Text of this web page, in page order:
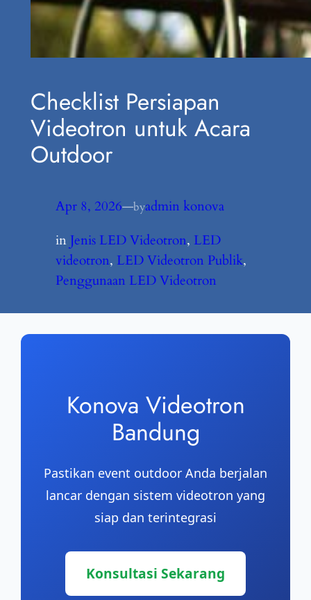
Checklist Persiapan
Videotron untuk Acara
Outdoor
Apr 8, 2026—byadmin konova
in Jenis LED Videotron, LED
videotron, LED Videotron Publik
Penggunaan LED Videotron
Konova Videotron
Bandung
Pastikan event outdoor Anda berjalan
lancar dengan sistem videotron yang
siap dan terintegrasi
Konsultasi Sekarang